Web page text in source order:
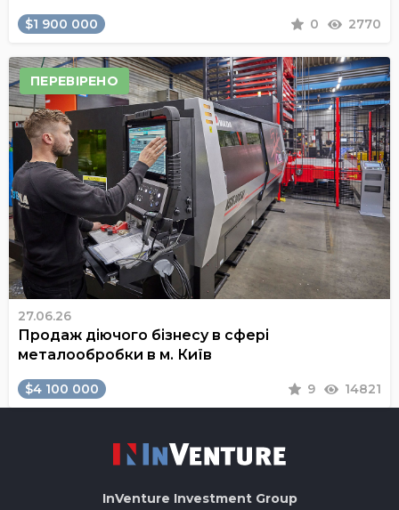
$1 900 000 0 2770
ПЕРЕВІРЕНО
27.06.26
Продаж діючого бізнесу в сфері
металообробки в м. Київ
$4 100 000 9 14821
InVenture Investment Group